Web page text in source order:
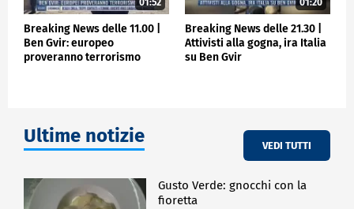
01:52
Breaking News delle 11.00 |
Ben Gvir: europeo
proveranno terrorismo
01:20
Breaking News delle 21.30 |
Attivisti alla gogna, ira Italia
su Ben Gvir
Ultime notizie VEDI TUTTI
Gusto Verde: gnocchi con la
fioretta